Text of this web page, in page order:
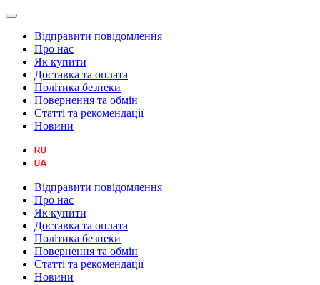
Відправити повідомлення
Про нас
Як купити
Доставка та оплата
Політика безпеки
Повернення та обмін
Статті та рекомендації
Новини
Відправити повідомлення
Про нас
Як купити
Доставка та оплата
Політика безпеки
Повернення та обмін
Статті та рекомендації
Новини